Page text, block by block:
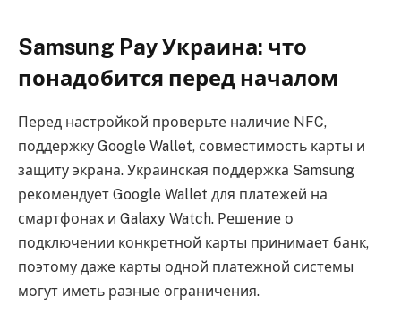
Samsung Pay Украина: что
понадобится перед началом
Перед настройкой проверьте наличие NFC,
поддержку Google Wallet, совместимость карты и
защиту экрана. Украинская поддержка Samsung
рекомендует Google Wallet для платежей на
смартфонах и Galaxy Watch. Решение о
подключении конкретной карты принимает банк,
поэтому даже карты одной платежной системы
могут иметь разные ограничения.